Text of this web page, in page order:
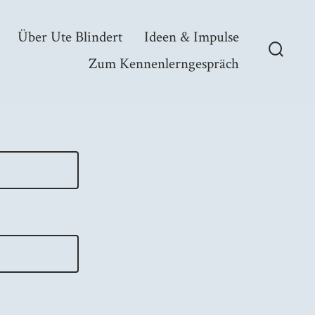
Über Ute Blindert
Ideen & Impulse
Zum Kennenlerngespräch